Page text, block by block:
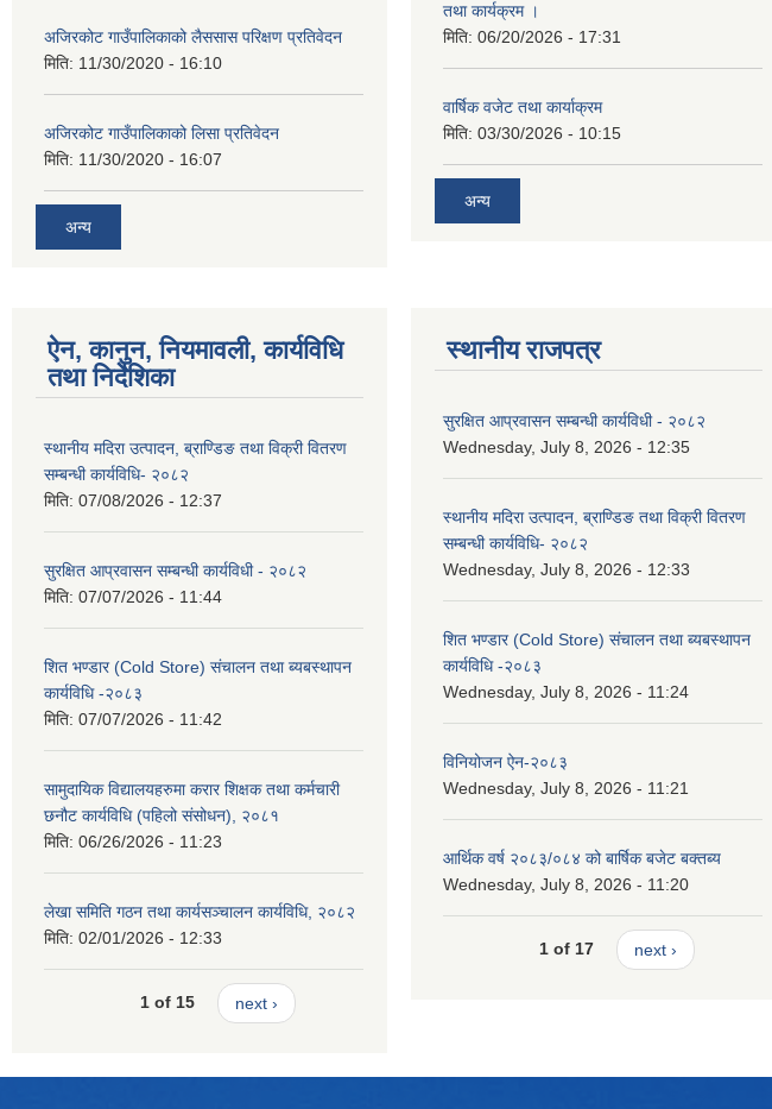
अजिरकोट गाउँपालिकाको लैससास परिक्षण प्रतिवेदन
मिति: 11/30/2020 - 16:10
अजिरकोट गाउँपालिकाको लिसा प्रतिवेदन
मिति: 11/30/2020 - 16:07
अन्य
तथा कार्यक्रम ।
मिति: 06/20/2026 - 17:31
वार्षिक वजेट तथा कार्याक्रम
मिति: 03/30/2026 - 10:15
अन्य
ऐन, कानुन, नियमावली, कार्यविधि
तथा निर्देशिका
स्थानीय मदिरा उत्पादन, ब्राण्डिङ तथा विक्री वितरण
सम्बन्धी कार्यविधि- २०८२
मिति: 07/08/2026 - 12:37
सुरक्षित आप्रवासन सम्बन्धी कार्यविधी - २०८२
मिति: 07/07/2026 - 11:44
शित भण्डार (Cold Store) संचालन तथा ब्यबस्थापन
कार्यविधि -२०८३
मिति: 07/07/2026 - 11:42
सामुदायिक विद्यालयहरुमा करार शिक्षक तथा कर्मचारी
छनौट कार्यविधि (पहिलो संसोधन), २०८१
मिति: 06/26/2026 - 11:23
लेखा समिति गठन तथा कार्यसञ्चालन कार्यविधि, २०८२
मिति: 02/01/2026 - 12:33
1 of 15 next ›
स्थानीय राजपत्र
सुरक्षित आप्रवासन सम्बन्धी कार्यविधी - २०८२
Wednesday, July 8, 2026 - 12:35
स्थानीय मदिरा उत्पादन, ब्राण्डिङ तथा विक्री वितरण
सम्बन्धी कार्यविधि- २०८२
Wednesday, July 8, 2026 - 12:33
शित भण्डार (Cold Store) संचालन तथा ब्यबस्थापन
कार्यविधि -२०८३
Wednesday, July 8, 2026 - 11:24
विनियोजन ऐन-२०८३
Wednesday, July 8, 2026 - 11:21
आर्थिक वर्ष २०८३/०८४ को बार्षिक बजेट बक्तब्य
Wednesday, July 8, 2026 - 11:20
1 of 17 next ›